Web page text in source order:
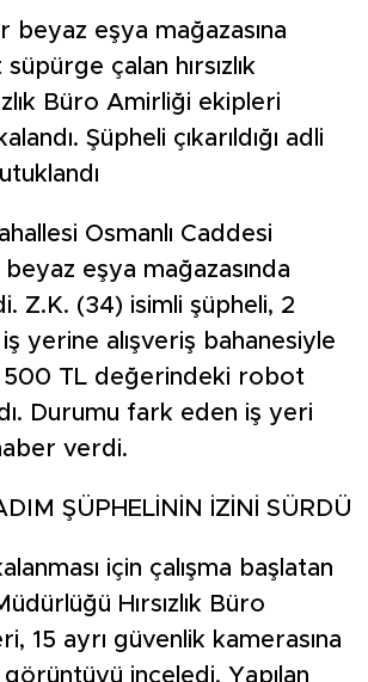
beyaz eşya mağazasına
çalan hırsızlık
Büro Amirliği ekipleri
Şüpheli çıkarıldığı adli
Osmanlı Caddesi
eşya mağazasında
Z.K. (34) isimli şüpheli, 2
iş yerine alışveriş bahanesiyle
500 TL değerindeki robot
Durumu fark eden iş yeri
verdi.
ŞÜPHELİNİN İZİNİ SÜRDÜ
için çalışma başlatan
Hırsızlık Büro
15 ayrı güvenlik kamerasına
inceledi. Yapılan